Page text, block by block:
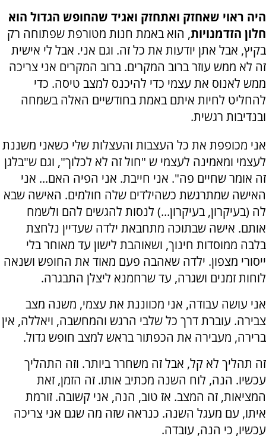
היה ראוי שאחזק ואתחזק ואגיד שהחופש הגדול הוא
חלון הזדמנויות, הוא באמת חנות מטורפת שפתוחה רק
בקיץ, אבל אתן יודעות את כל זה. וגם אני. אבל לי אישית
זה לא ממש עוזר ברוב המקרים. ברוב המקרים אני צריכה
ממש לאנוס את עצמי כדי להיכנס למצב טיסה. כדי
להחליט לחיות איתם באמת בחודשיים האלה בשמחה
ובנדיבות רגשית.
אני מכופפת את כל העצבות והעצלות שלי כשאני משננת
לעצמי ומאמינה לעצמי ש "חול זה לא לכלוך", וגם ש"בלגן
זה אומר שחיים פה". אני חייבת. אני הפיה האם... אני
האישה שמתרגשת כשהילדים שלה חולמים. האישה שבא
לה (בעיקרון, בעיקרון...) לנסות להגשים להם ולשמח
אותם. אישה שבתוכה מתחבאת ילדה שעדיין נלחצת
בלבה ממוסדות חינוך, ושאוהבת לישון עד מאוחר בלי
ייסורי מצפון. ילדה שאהבה פעם מאוד את החופש ושנאה
לוחות זמנים ושגרה, עד שרחמנא ליצלן התבגרה.
אני עושה עבודה, אני מכווננת את עצמי, משנה מצב
צבירה. עוברת דרך כל שלבי הרגש והמחשבה, ויאללה, אין
ברירה, מעבירה את הכפתור בראש למצב חופש גדול.
זה תהליך לא קל, אבל זה משחרר ביותר. וזה התהליך
עכשיו. הנה, לוח השנה מכתיב אותו. זה הזמן, זאת
המציאות, זה המצב. אז טוב, הנה, אני קשובה. זורמת
איתו, עם מעגל השנה. כנראה שזה מה שגם אני צריכה
עכשיו, כי הנה, עובדה.